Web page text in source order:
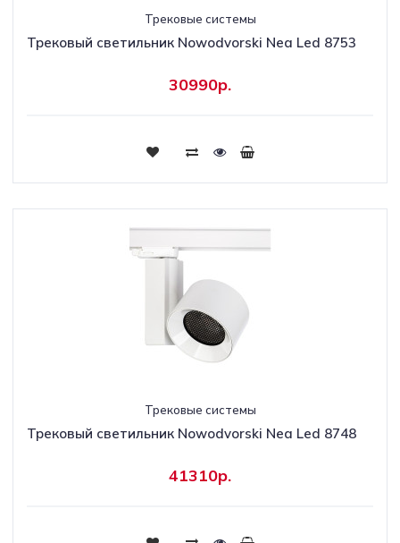
Трековые системы
Трековый светильник Nowodvorski Nea Led 8753
30990р.
Трековые системы
Трековый светильник Nowodvorski Nea Led 8748
41310р.